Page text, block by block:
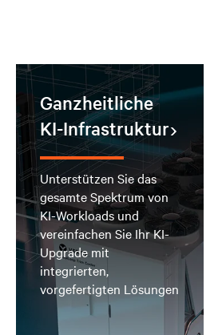
Ganzheitliche
KI-Infrastruktur
Unterstützen Sie das
gesamte Spektrum von
KI-Workloads und
vereinfachen Sie Ihr KI-
Upgrade mit
integrierten,
vorgefertigten Lösungen